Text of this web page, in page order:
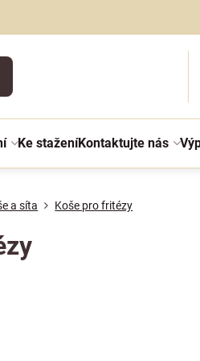
Ke staženíKontaktujte nás
a síta Koše pro fritézy